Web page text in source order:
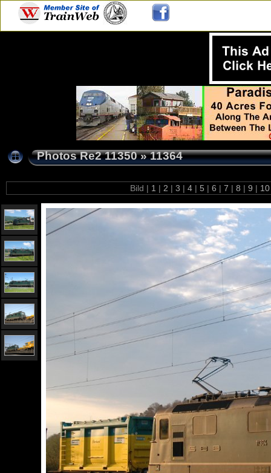
Photos Re2 11350»11364
Bild | 1 | 2 | 3 | 4 | 5 | 6 | 7 | 8 | 9 |